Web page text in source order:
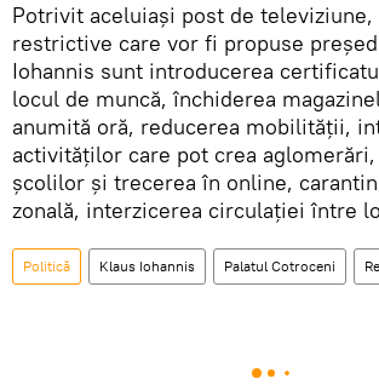
Potrivit aceluiași post de
restrictive care vor fi propuse
Iohannis sunt introducerea
locul de muncă, închiderea
anumită oră, reducerea mobilității,
activităților care pot crea
școlilor și trecerea în online,
zonală, interzicerea circulației între
Politică Klaus Iohannis Palatul Cotroceni